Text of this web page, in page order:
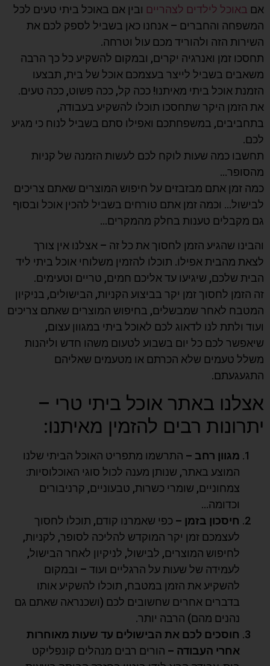
אם באוכל לילדים לצהריים ובין אם באוכל ביתי טעים לכל
המשפחה והחברים – אנחנו כאן בשביל לספק לכם את
השירות הזה ולהוריד מכם עול וטרחה.
תחסכו זמן ואנרגיה יקרים, ובמקום להשקיע כל כך הרבה
משאבים בשביל לייצר בעצמכם אוכל של בית, תבצעו
הזמנת אוכל ביתי מאיתנו! ככה קל, ככה פשוט, ככה טעים.
את הזמן היקר שתחסכו תוכלו להשקיע בעבודה,
בתחביבים, במשפחתכם ואפילו סתם בשביל לנוח כי מגיע
לכם.
תחשבו כמה שעות לוקח לכם לעשות הזמנה של קניות
מהסופר…
כמה זמן אתם מבזבזים על חיפוש המוצרים שאתם צריכים
לבישול… וכמה זמן אתם טורחים בשביל להכין אוכל ובסוף
גם מקבלים טענות בחלק מהמקרים…
והבינו שהגיע הזמן לחסוך את כל זה – אצלנו אין צורך
לצאת מהבית אפילו. תוכלו להזמין משלוחי אוכל ביתי ליד
הבית שלכם, שיגיעו עד אליכם חמים, טריים וטעימים.
זה הזמן לחסוך זמן יקר בביצוע הקניות, הבישולים, בניקיון
המטבח לאחר שמבשלים, בחיפוש המוצרים שאתם צריכים
ועוד ולתת לנו לדאוג לכם לאוכל ביתי במגוון עצום,
שיאפשר לכם כל יום בשבוע לטעום משהו חדש וליהנות
משלל טעמים שלא הכרתם או מטעמים שאליהם
התגעגעתם.
אצלנו באתר אוכל ביתי טרי –
יתרונות רבים להזמין מאיתנו:
מגוון רחב – התרשמו מתפריט האוכל הביתי שלנו
המוצע באתר, שנותן מענה לכול סוגי האוכלוסיות:
צמחוניים, שומרי כשרות, טבעוניים, קרניבורים
וכדומה…
חיסכון בזמן – כפי שאמרנו קודם, תוכלו לחסוך
לעצמכם זמן יקר המוקדש להליכה לסופר, לקניות,
לחיפוש המוצרים, לבישול, לניקיון לאחר הבישול,
לעמידה של שעות על הרגליים ועוד – ובמקום
להשקיע את הזמן במטבח, תוכלו להשקיע אותו
בדברים אחרים שחשובים לכם (ושכנראה שאתם גם
נהנים מהם) הרבה יותר.
חוסכים לכם את הבישולים עד שעות מאוחרות
אחרי העבודה – הורים רבים מנהלים קונפליקט